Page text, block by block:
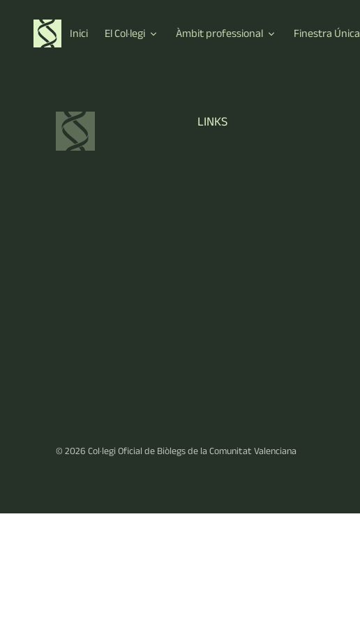
Inici El Col·legi Àmbit professional Finestra Única
LINKS
© 2026 Col·legi Oficial de Biòlegs de la Comunitat Valenciana